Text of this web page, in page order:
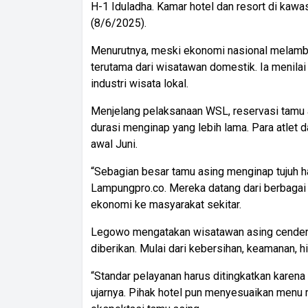
H-1 Iduladha. Kamar hotel dan resort di
(8/6/2025).
Menurutnya, meski ekonomi nasional
terutama dari wisatawan domestik. Ia
industri wisata lokal.
Menjelang pelaksanaan WSL, reservasi
durasi menginap yang lebih lama. Para atlet
awal Juni.
“Sebagian besar tamu asing menginap tujuh
Lampungpro.co. Mereka datang dari
ekonomi ke masyarakat sekitar.
Legowo mengatakan wisatawan asing
diberikan. Mulai dari kebersihan, keamanan,
“Standar pelayanan harus ditingkatkan
ujarnya. Pihak hotel pun menyesuaikan